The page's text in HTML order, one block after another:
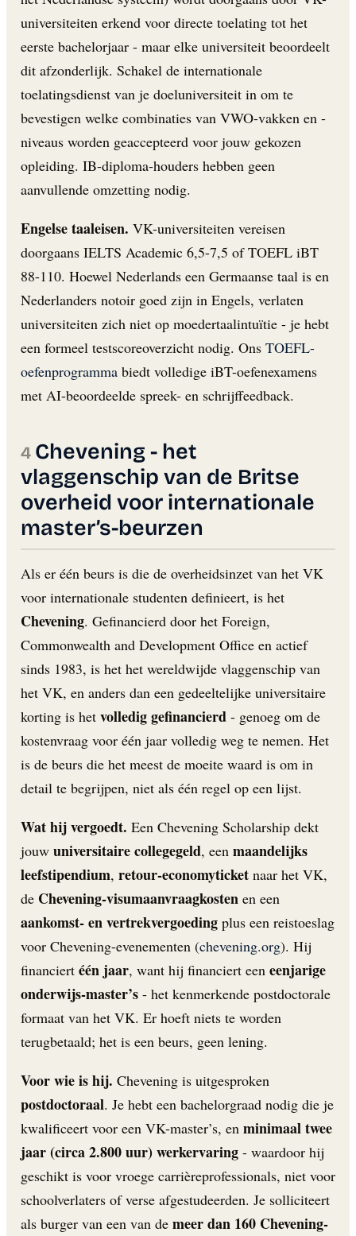
universiteiten erkend voor directe toelating tot het
eerste bachelorjaar - maar elke universiteit beoordeelt
dit afzonderlijk. Schakel de internationale
toelatingsdienst van je doeluniversiteit in om te
bevestigen welke combinaties van VWO-vakken en -
niveaus worden geaccepteerd voor jouw gekozen
opleiding. IB-diploma-houders hebben geen
aanvullende omzetting nodig.
Engelse taaleisen. VK-universiteiten vereisen
doorgaans IELTS Academic 6,5-7,5 of TOEFL iBT
88-110. Hoewel Nederlands een Germaanse taal is en
Nederlanders notoir goed zijn in Engels, verlaten
universiteiten zich niet op moedertaalintuïtie - je hebt
een formeel testscoreoverzicht nodig. Ons TOEFL-
oefenprogramma biedt volledige iBT-oefenexamens
met AI-beoordeelde spreek- en schrijffeedback.
Chevening - het
vlaggenschip van de Britse
overheid voor internationale
master’s-beurzen
Als er één beurs is die de overheidsinzet van het VK
voor internationale studenten definieert, is het
Chevening. Gefinancierd door het Foreign,
Commonwealth and Development Office en actief
sinds 1983, is het het wereldwijde vlaggenschip van
het VK, en anders dan een gedeeltelijke universitaire
korting is het volledig gefinancierd - genoeg om de
kostenvraag voor één jaar volledig weg te nemen. Het
is de beurs die het meest de moeite waard is om in
detail te begrijpen, niet als één regel op een lijst.
Wat hij vergoedt. Een Chevening Scholarship dekt
jouw universitaire collegegeld, een maandelijks
leefstipendium, retour-economyticket naar het VK,
de Chevening-visumaanvraagkosten en een
aankomst- en vertrekvergoeding plus een reistoeslag
voor Chevening-evenementen (chevening.org). Hij
financiert één jaar, want hij financiert een eenjarige
onderwijs-master’s - het kenmerkende postdoctorale
formaat van het VK. Er hoeft niets te worden
terugbetaald; het is een beurs, geen lening.
Voor wie is hij. Chevening is uitgesproken
postdoctoraal. Je hebt een bachelorgraad nodig die je
kwalificeert voor een VK-master’s, en minimaal twee
jaar (circa 2.800 uur) werkervaring - waardoor hij
geschikt is voor vroege carrièreprofessionals, niet voor
schoolverlaters of verse afgestudeerden. Je solliciteert
als burger van een van de meer dan 160 Chevening-